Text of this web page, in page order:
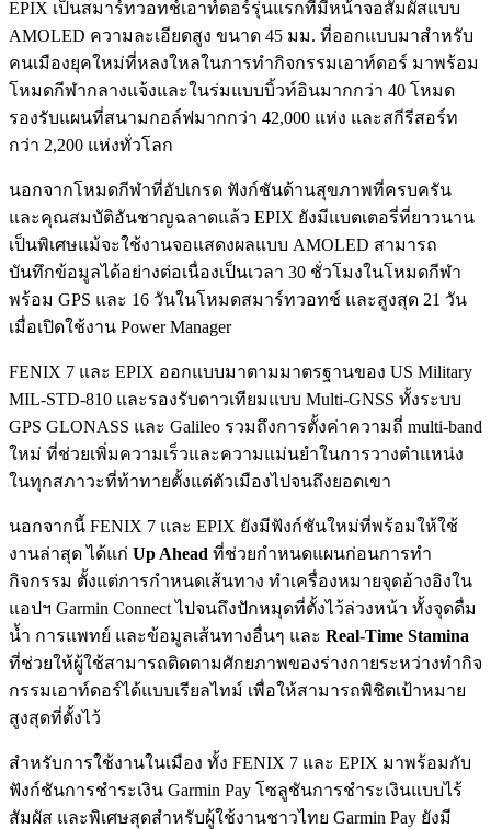
EPIX เป็นสมาร์ทวอทช์เอาท์ดอร์รุ่นแรกที่มีหน้าจอสัมผัสแบบ
AMOLED ความละเอียดสูง ขนาด 45 มม. ที่ออกแบบมาสำหรับ
คนเมืองยุคใหม่ที่หลงใหลในการทำกิจกรรมเอาท์ดอร์ มาพร้อม
โหมดกีฬากลางแจ้งและในร่มแบบบิ้วท์อินมากกว่า 40 โหมด
รองรับแผนที่สนามกอล์ฟมากกว่า 42,000 แห่ง และสกีรีสอร์ท
กว่า 2,200 แห่งทั่วโลก
นอกจากโหมดกีฬาที่อัปเกรด ฟังก์ชันด้านสุขภาพที่ครบครัน
และคุณสมบัติอันชาญฉลาดแล้ว EPIX ยังมีแบตเตอรี่ที่ยาวนาน
เป็นพิเศษแม้จะใช้งานจอแสดงผลแบบ AMOLED สามารถ
บันทึกข้อมูลได้อย่างต่อเนื่องเป็นเวลา 30 ชั่วโมงในโหมดกีฬา
พร้อม GPS และ 16 วันในโหมดสมาร์ทวอทช์ และสูงสุด 21 วัน
เมื่อเปิดใช้งาน Power Manager
FENIX 7 และ EPIX ออกแบบมาตามมาตรฐานของ US Military
MIL-STD-810 และรองรับดาวเทียมแบบ Multi-GNSS ทั้งระบบ
GPS GLONASS และ Galileo รวมถึงการตั้งค่าความถี่ multi-band
ใหม่ ที่ช่วยเพิ่มความเร็วและความแม่นยำในการวางตำแหน่ง
ในทุกสภาวะที่ท้าทายตั้งแต่ตัวเมืองไปจนถึงยอดเขา
นอกจากนี้ FENIX 7 และ EPIX ยังมีฟังก์ชันใหม่ที่พร้อมให้ใช้
งานล่าสุด ได้แก่ Up Ahead ที่ช่วยกำหนดแผนก่อนการทำ
กิจกรรม ตั้งแต่การกำหนดเส้นทาง ทำเครื่องหมายจุดอ้างอิงใน
แอปฯ Garmin Connect ไปจนถึงปักหมุดที่ตั้งไว้ล่วงหน้า ทั้งจุดดื่ม
น้ำ การแพทย์ และข้อมูลเส้นทางอื่นๆ และ Real-Time Stamina
ที่ช่วยให้ผู้ใช้สามารถติดตามศักยภาพของร่างกายระหว่างทำกิจ
กรรมเอาท์ดอร์ได้แบบเรียลไทม์ เพื่อให้สามารถพิชิตเป้าหมาย
สูงสุดที่ตั้งไว้
สำหรับการใช้งานในเมือง ทั้ง FENIX 7 และ EPIX มาพร้อมกับ
ฟังก์ชันการชำระเงิน Garmin Pay โซลูชันการชำระเงินแบบไร้
สัมผัส และพิเศษสุดสำหรับผู้ใช้งานชาวไทย Garmin Pay ยังมี